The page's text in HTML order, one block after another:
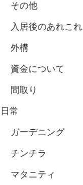
その他
入居後のあれこれ
外構
資金について
間取り
日常
ガーデニング
チンチラ
マタニティ